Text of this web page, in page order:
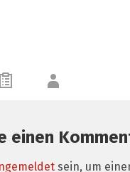
einen
sein, um